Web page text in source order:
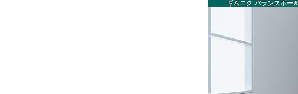
ギムニク バランスボー
ヨガ ボール ピラティ